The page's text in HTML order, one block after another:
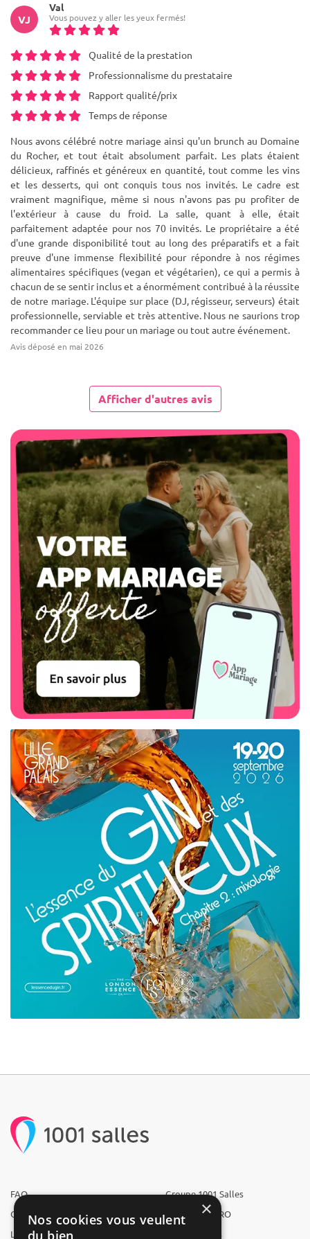
VJ
Val
Vous pouvez y aller les yeux fermés!
Qualité de la prestation
Professionnalisme du prestataire
Rapport qualité/prix
Temps de réponse
Nous avons célébré notre mariage ainsi qu'un brunch au Domaine
du Rocher, et tout était absolument parfait. Les plats étaient
délicieux, raffinés et généreux en quantité, tout comme les vins
et les desserts, qui ont conquis tous nos invités. Le cadre est
vraiment magnifique, même si nous n'avons pas pu profiter de
l'extérieur à cause du froid. La salle, quant à elle, était
parfaitement adaptée pour nos 70 invités. Le propriétaire a été
d'une grande disponibilité tout au long des préparatifs et a fait
preuve d'une immense flexibilité pour répondre à nos régimes
alimentaires spécifiques (vegan et végétarien), ce qui a permis à
chacun de se sentir inclus et a énormément contribué à la réussite
de notre mariage. L'équipe sur place (DJ, régisseur, serveurs) était
professionnelle, serviable et très attentive. Nous ne saurions trop
recommander ce lieu pour un mariage ou tout autre événement.
Avis déposé en mai 2026
Afficher d'autres avis
FAQ
Qui sommes-nous ?
L'équipe
Groupe 1001 Salles
1001 Salles PRO
1001 Traiteurs
×
Nos cookies vous veulent
du bien